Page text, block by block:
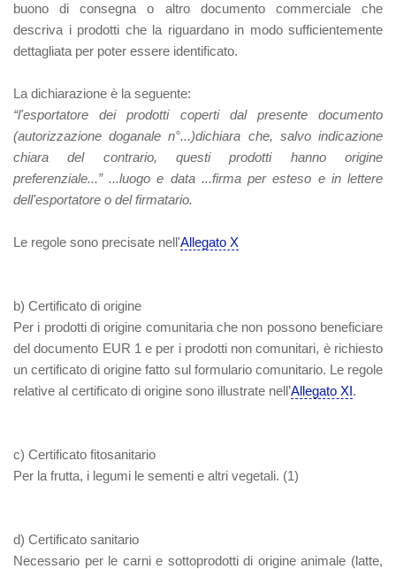
buono di consegna o altro documento commerciale che
descriva i prodotti che la riguardano in modo sufficientemente
dettagliata per poter essere identificato.
La dichiarazione è la seguente:
“l'esportatore dei prodotti coperti dal presente documento
(autorizzazione doganale n°...)dichiara che, salvo indicazione
chiara del contrario, questi prodotti hanno origine
preferenziale...” ...luogo e data ...firma per esteso e in lettere
dell'esportatore o del firmatario.
Le regole sono precisate nell'Allegato X
b) Certificato di origine
Per i prodotti di origine comunitaria che non possono beneficiare
del documento EUR 1 e per i prodotti non comunitari, è richiesto
un certificato di origine fatto sul formulario comunitario. Le regole
relative al certificato di origine sono illustrate nell’Allegato XI.
c) Certificato fitosanitario
Per la frutta, i legumi le sementi e altri vegetali. (1)
d) Certificato sanitario
Necessario per le carni e sottoprodotti di origine animale (latte,